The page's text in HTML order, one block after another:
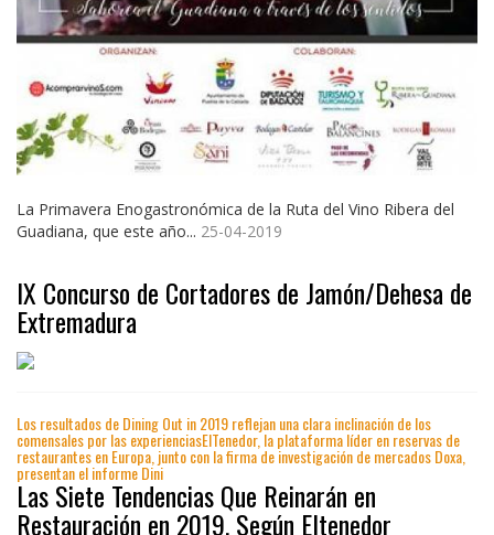
La Primavera Enogastronómica de la Ruta del Vino Ribera del
Guadiana, que este año... 25-04-2019
IX Concurso de Cortadores de Jamón/Dehesa de
Extremadura
Los resultados de Dining Out in 2019 reflejan una clara inclinación de los
comensales por las experienciasElTenedor, la plataforma líder en reservas de
restaurantes en Europa, junto con la firma de investigación de mercados Doxa,
presentan el informe Dini
Las Siete Tendencias Que Reinarán en
Restauración en 2019, Según Eltenedor